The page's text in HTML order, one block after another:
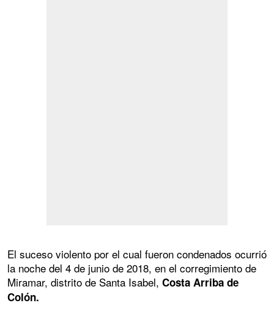
El suceso violento por el cual fueron condenados ocurrió
la noche del 4 de junio de 2018, en el corregimiento de
Miramar, distrito de Santa Isabel, Costa Arriba de
Colón.